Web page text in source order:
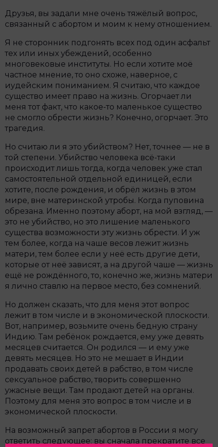
Друзья, вы задали мне очень тяжёлый вопрос,
связанный с абортом и моим к нему отношением.
Я не сторонник подгонять всех под один асфальт
тех или иных убеждений, особенно
многовековые институты. Но если хотите моё
частное мнение, то оно схоже, наверное, с
иудейским пониманием. Я считаю, что каждое
существо имеет право на жизнь. Огорчает ли
меня тот факт, что какое-то маленькое существо
не смогло обрести жизнь? Конечно, огорчает. Это
трагедия.
Но считаю ли я это убийством? Нет, точнее — не в
той степени. Убийство человека всё-таки
происходит лишь тогда, когда человек уже стал
самостоятельной отдельной единицей, если
хотите, после рождения, и обрёл жизнь в этом
мире, вне материнской утробы. Когда пуповина
обрезана. Именно поэтому аборт, на мой взгляд, —
это не убийство, но это лишение маленького
существа возможности эту жизнь обрести. И уж
тем более, когда на чаше весов лежит жизнь
матери, тем более если у неё есть другие дети,
которые от неё зависят, а на другой чаше — жизнь
ещё не рождённого, то, конечно же, жизнь матери
я лично ставлю на первое место, без сомнений.
Но должен сказать, что для меня этот вопрос
лежит в том числе и в экономической плоскости.
Вот, например, возьмите очень бедную страну
Индию. Там ребёнок рождается, ему уже девять
месяцев считается. Он родился — и ему уже
девять месяцев. Но это не мешает в Индии
продавать своих детей в рабство, в том числе
сексуальное рабство, творить совершенно
ужасные вещи. Там продают детей на органы.
Поэтому для меня это вопрос в том числе и в
экономической плоскости.
На возможный запрет абортов в России я могу
ответить следующее: вы сначала прекратите все